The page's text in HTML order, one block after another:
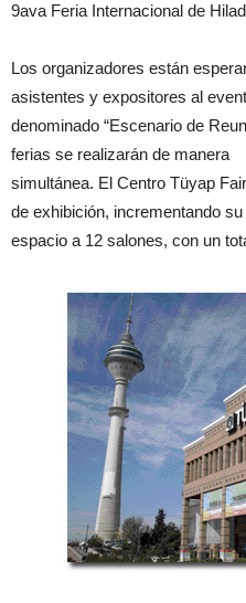
9ava Feria Internacional de
Los organizadores están
asistentes y expositores al
denominado “Escenario de
ferias se realizarán de manera
simultánea. El Centro Tüyap
de exhibición, incrementando su
espacio a 12 salones, con un